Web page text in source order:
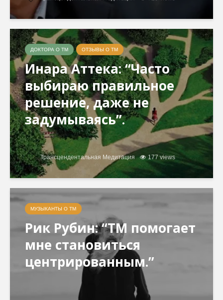
ДОКТОРА О ТМ ОТЗЫВЫ О ТМ
Инара Аттека: “Часто
выбираю правильное
решение, даже не
задумываясь”.
Трансцендентальная Медитация 177 views
МУЗЫКАНТЫ О ТМ
Рик Рубин: “ТМ помогает
мне становиться
центрированным.”